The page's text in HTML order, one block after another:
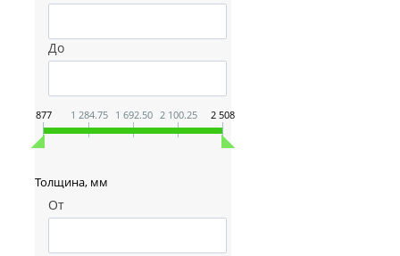
До
877 1 284.75 1 692.50 2 100.25 2 508
Толщина, мм
От